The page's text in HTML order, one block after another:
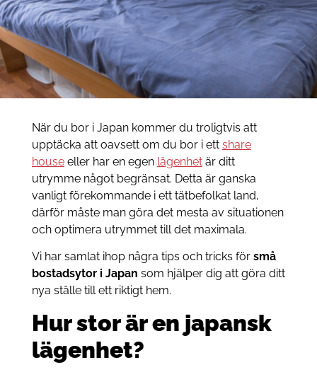
När du bor i Japan kommer du troligtvis att
upptäcka att oavsett om du bor i ett share
houseeller har en egen lägenhetär ditt
utrymme något begränsat. Detta är ganska
vanligt förekommande i ett tätbefolkat land,
därför måste man göra det mesta av situationen
och optimera utrymmet till det maximala.
Vi har samlat ihop några tips och tricks för små
bostadsytor i Japan som hjälper dig att göra ditt
nya ställe till ett riktigt hem.
Hur stor är en japansk
lägenhet?